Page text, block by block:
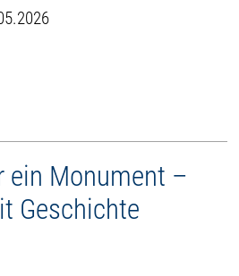
ein Monument –
Geschichte